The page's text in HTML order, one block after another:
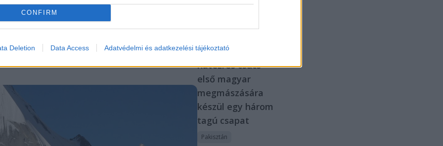
CONFIRM
Deletion Data Access Adatvédelmi és adatkezelési tájékoztató
állapotban.
Pakisztáni
hatezres csúcs
első magyar
megmászására
készül egy három
tagú csapat
Pakisztán